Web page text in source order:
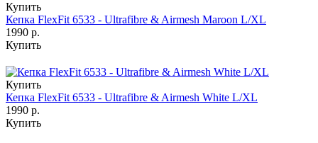
Купить
Кепка FlexFit 6533 - Ultrafibre & Airmesh Maroon L/XL
1990 р.
Купить
Купить
Кепка FlexFit 6533 - Ultrafibre & Airmesh White L/XL
1990 р.
Купить